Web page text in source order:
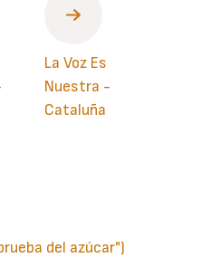
La Voz Es
Nuestra -
Cataluña
del azúcar")